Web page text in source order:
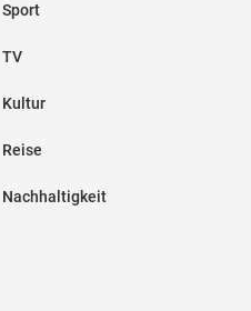
Sport
TV
Kultur
Reise
Nachhaltigkeit